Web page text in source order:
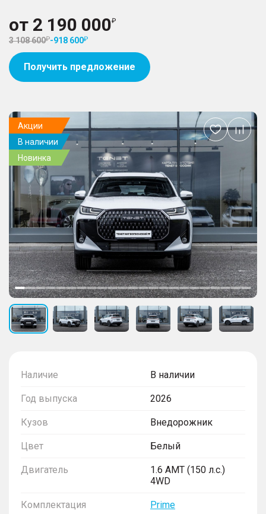
от 2 190 000
3 108 600 -918 600
Получить предложение
Наличие В наличии
Год выпуска 2026
Кузов Внедорожник
Цвет Белый
Двигатель
1.6 AMT (150 л.с.)
4WD
Комплектация Prime
Акции
В наличии
Новинка
Добавить
в
избранное